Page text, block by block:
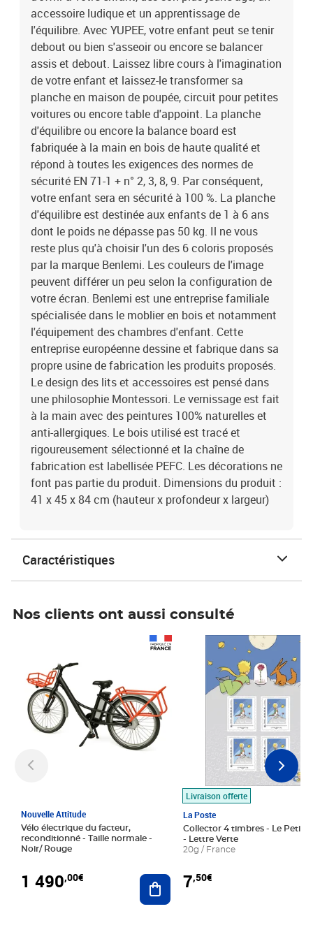
dans le moblier en bois et notamment l'équipement des chambres
d'enfant. Cette entreprise européenne dessine et fabrique dans sa
propre usine de fabrication les produits proposés. Le design des
lits et accessoires est pensé dans une philosophie Montessori. Le
vernissage est fait à la main avec des peintures 100% naturelles et
anti-allergiques. Le bois utilisé est tracé et rigoureusement
sélectionné et la chaîne de fabrication est labellisée PEFC. Les
décorations ne font pas partie du produit. Dimensions du produit :
41 x 45 x 84 cm (hauteur x profondeur x largeur)
accessoire ludique et un apprentissage de
l'équilibre. Avec YUPEE, votre enfant peut se tenir
debout ou bien s'asseoir ou encore se balancer
assis et debout. Laissez libre cours à l'imagination
de votre enfant et laissez-le transformer sa
planche en maison de poupée, circuit pour petites
voitures ou encore table d'appoint. La planche
d'équilibre ou encore la balance board est
fabriquée à la main en bois de haute qualité et
répond à toutes les exigences des normes de
sécurité EN 71-1 + n° 2, 3, 8, 9. Par conséquent,
votre enfant sera en sécurité à 100 %. La planche
d'équilibre est destinée aux enfants de 1 à 6 ans
dont le poids ne dépasse pas 50 kg. Il ne vous
reste plus qu'à choisir l'un des 6 coloris proposés
par la marque Benlemi. Les couleurs de l'image
peuvent différer un peu selon la configuration de
votre écran. Benlemi est une entreprise familiale
spécialisée dans le moblier en bois et notamment
l'équipement des chambres d'enfant. Cette
entreprise européenne dessine et fabrique dans sa
propre usine de fabrication les produits proposés.
Le design des lits et accessoires est pensé dans
une philosophie Montessori. Le vernissage est fait
à la main avec des peintures 100% naturelles et
anti-allergiques. Le bois utilisé est tracé et
rigoureusement sélectionné et la chaîne de
fabrication est labellisée PEFC. Les décorations ne
font pas partie du produit. Dimensions du produit :
41 x 45 x 84 cm (hauteur x profondeur x largeur)
Caractéristiques
Nos clients ont aussi consulté
Nouvelle Attitude
Vélo électrique du facteur,
reconditionné - Taille normale -
Noir/ Rouge
1 490,00€ Ajouter au panier
Livraison offerte
La Poste
Collector 4 timbres - Le Petit
- Lettre Verte
20g / France
7,50€
Prix 7,50€